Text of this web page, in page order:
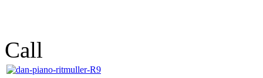
Call